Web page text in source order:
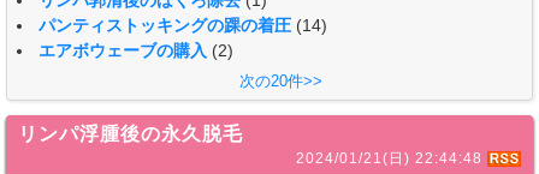
パンティストッキングの踝の着圧 (14)
エアボウェーブの購入 (2)
次の20件>>
リンパ浮腫後の永久脱毛
2024/01/21(日) 22:44:48